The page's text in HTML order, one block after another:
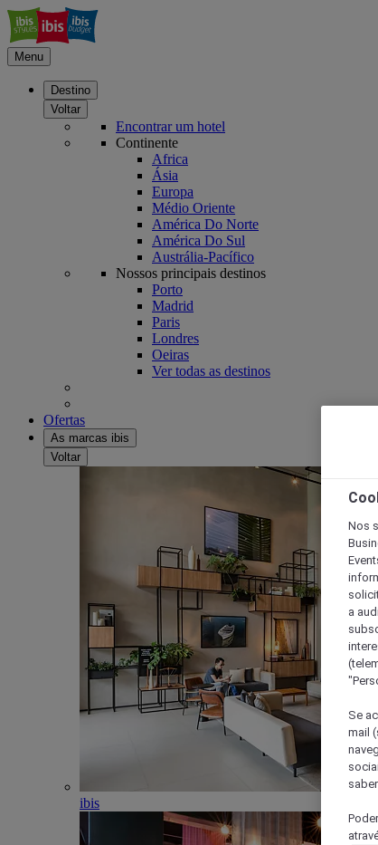
Menu
Destino
Voltar
Encontrar um hotel
Continente
Africa
Ásia
Europa
Médio Oriente
América Do Norte
América Do Sul
Austrália-Pacífico
Nossos principais destinos
Porto
Madrid
Paris
Londres
Oeiras
Ver todas as destinos
Ofertas
As marcas ibis
Voltar
ibis
Nos
a
Se
mail